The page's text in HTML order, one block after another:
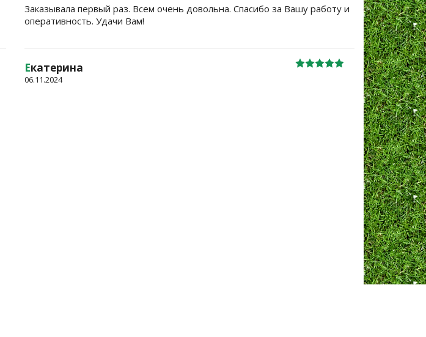
Заказывала первый раз. Всем очень довольна. Спасибо за Вашу работу и
оперативность. Удачи Вам!
Екатерина
06.11.2024
Большое
уже не
Жанна
06.10.2024